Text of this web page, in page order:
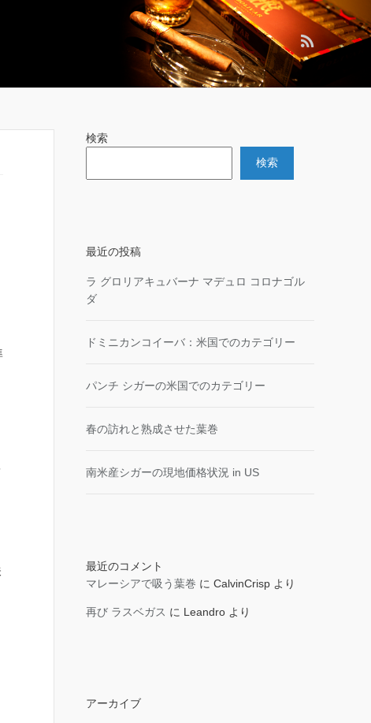
検索
検索
最近の投稿
ラ グロリアキュバーナ マデュロ コロナゴル
ダ
ドミニカンコイーバ：米国でのカテゴリー
パンチ シガーの米国でのカテゴリー
春の訪れと熟成させた葉巻
南米産シガーの現地価格状況 in US
最近のコメント
マレーシアで吸う葉巻 に CalvinCrisp より
再び ラスベガス に Leandro より
アーカイブ